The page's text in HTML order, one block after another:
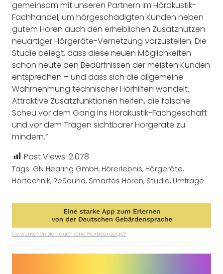
gemeinsam mit unseren Partnern im Hörakustik-
Fachhandel, um hörgeschädigten Kunden neben
gutem Hören auch den erheblichen Zusatznutzen
neuartiger Hörgeräte-Vernetzung vorzustellen. Die
Studie belegt, dass diese neuen Möglichkeiten
schon heute den Bedürfnissen der meisten Kunden
entsprechen – und dass sich die allgemeine
Wahrnehmung technischer Hörhilfen wandelt.
Attraktive Zusatzfunktionen helfen, die falsche
Scheu vor dem Gang ins Hörakustik-Fachgeschäft
und vor dem Tragen sichtbarer Hörgeräte zu
mindern.“
Post Views: 2.078
Tags: GN Hearing GmbH, Hörerlebnis, Hörgeräte,
Hörtechnik, ReSound, Smartes Hören, Studie, Umfrage
Sie wünschen sich auch eine Werbeanzeige?